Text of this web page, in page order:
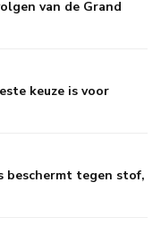
van de Grand
keuze is voor
beschermt tegen stof,